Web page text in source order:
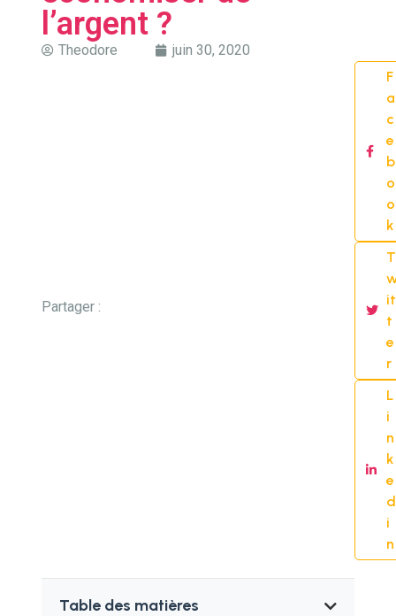
l’argent ?
Theodore juin 30, 2020
Partager :
F
a
c
e
b
o
o
k
T
it
t
e
r
L
i
n
k
e
d
i
n
Table des matières